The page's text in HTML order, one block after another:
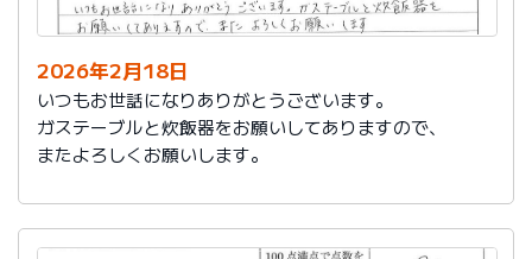
2026年2月18日
いつもお世話になりありがとうございます。
ガステーブルと炊飯器をお願いしてありますので、
またよろしくお願いします。